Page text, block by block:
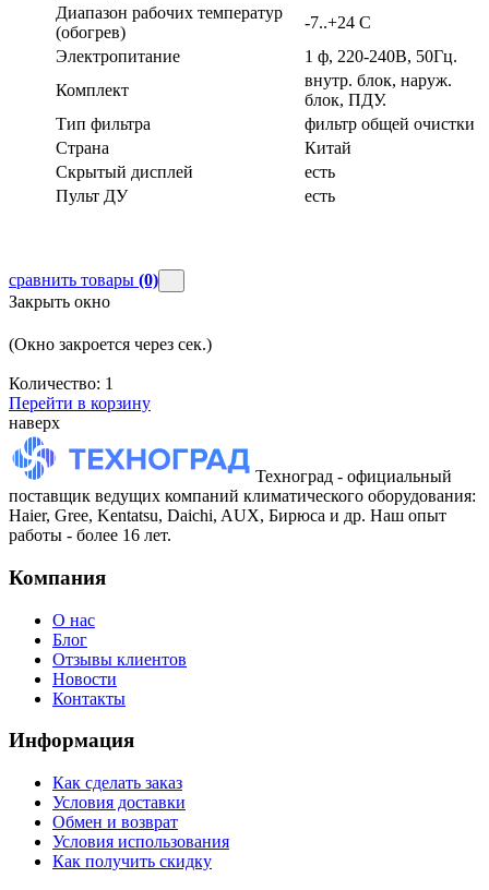
Диапазон рабочих температур
(обогрев)
-7..+24 С
Электропитание
1 ф, 220-240В, 50Гц.
Комплект
внутр. блок, наруж.
блок, ПДУ.
Тип фильтра
фильтр общей очистки
Страна
Китай
Скрытый дисплей
есть
Пульт ДУ
есть
сравнить товары (0)
Закрыть окно
(Окно закроется через сек.)
Количество: 1
Перейти в корзину
наверх
Техноград - официальный
поставщик ведущих компаний климатического оборудования:
Haier, Gree, Kentatsu, Daichi, AUX, Бирюса и др. Наш опыт
работы - более 16 лет.
Компания
О нас
Блог
Отзывы клиентов
Новости
Контакты
Информация
Как сделать заказ
Условия доставки
Обмен и возврат
Условия использования
Как получить скидку